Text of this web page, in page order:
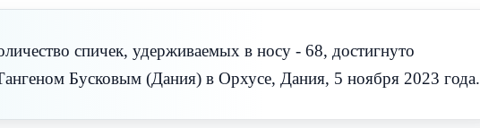
спичек, удерживаемых в носу - 68, достигнуто
Бусковым (Дания) в Орхусе, Дания, 5 ноября 2023 года.